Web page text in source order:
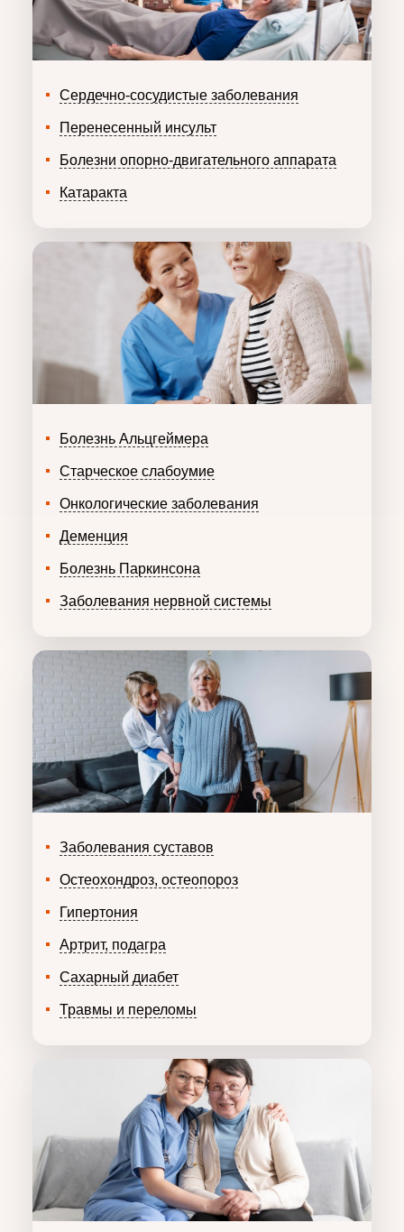
Сердечно-сосудистые заболевания
Перенесенный инсульт
Болезни опорно-двигательного аппарата
Катаракта
Болезнь Альцгеймера
Старческое слабоумие
Онкологические заболевания
Деменция
Болезнь Паркинсона
Заболевания нервной системы
Заболевания суставов
Остеохондроз, остеопороз
Гипертония
Артрит, подагра
Сахарный диабет
Травмы и переломы